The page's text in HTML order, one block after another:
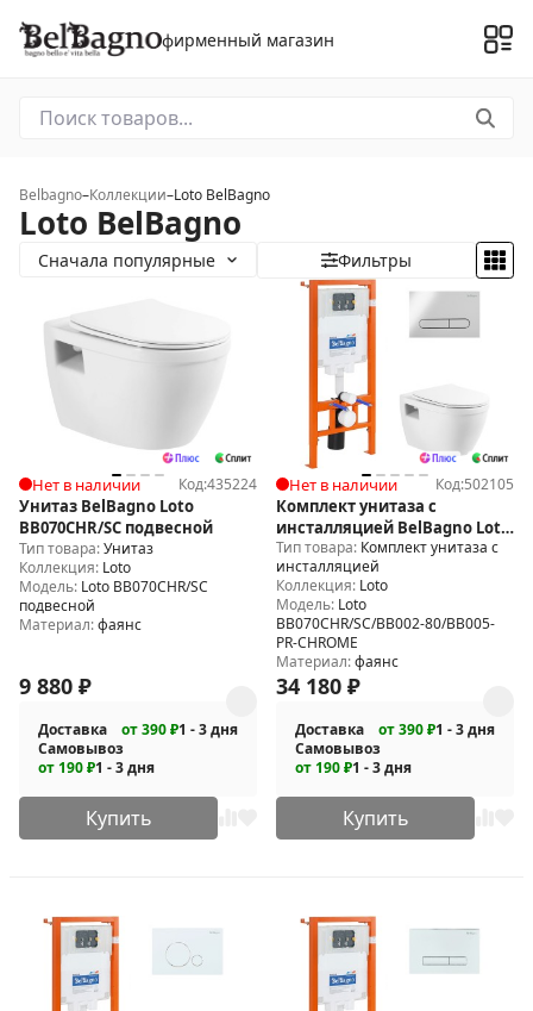
фирменный магазин
Belbagno–Коллекции–Loto BelBagno
Loto BelBagno
Сначала популярные Фильтры
Нет в наличии Код:435224
Унитаз BelBagno Loto
BB070CHR/SC подвесной
Тип товара:Унитаз
Коллекция: Loto
Модель: Loto BB070CHR/SC
подвесной
Материал:фаянс
9 880 ₽
Доставка от 390 ₽1 - 3 дня
Самовывоз
от 190 ₽1 - 3 дня
Купить
Нет в наличии Код:502105
Комплект унитаза с
инсталляцией BelBagno Loto
BB070CHR/SC/BB002-80/BB005-
PR-CHROME
Тип товара: Комплект унитаза с
инсталляцией
Коллекция: Loto
Модель: Loto
BB070CHR/SC/BB002-80/BB005-
PR-CHROME
Материал:фаянс
34 180 ₽
Доставка от 390 ₽1 - 3 дня
Самовывоз
от 190 ₽1 - 3 дня
Купить